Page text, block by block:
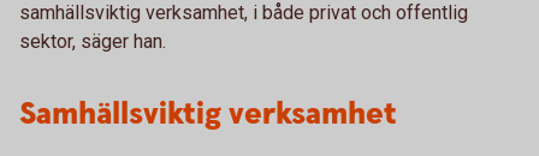
samhällsviktig verksamhet, i både privat och offentlig
sektor, säger han.
Samhällsviktig verksamhet